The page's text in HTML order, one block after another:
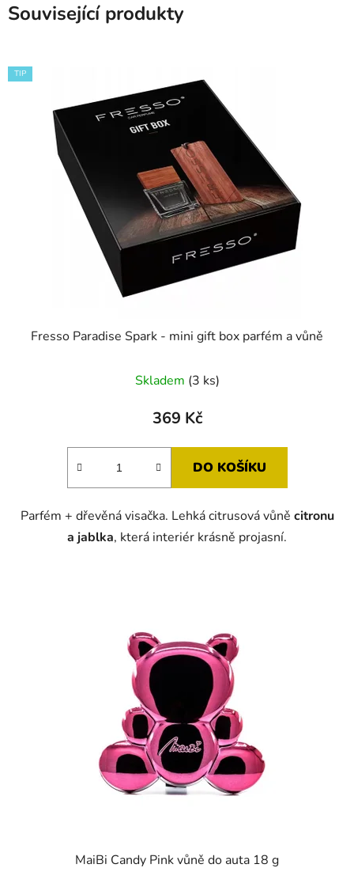
Související produkty
TIP
Fresso Paradise Spark - mini gift box parfém a vůně
Skladem (3 ks)
369 Kč
DO KOŠÍKU
Parfém + dřevěná visačka. Lehká citrusová vůně citronu
a jablka, která interiér krásně projasní.
MaiBi Candy Pink vůně do auta 18 g